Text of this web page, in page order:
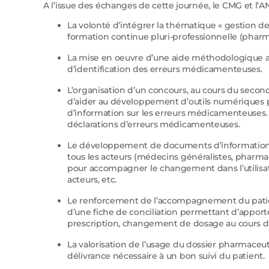
A l’issue des échanges de cette journée, le CMG et
La volonté d’intégrer la thématique « gestion
formation continue pluri-professionnelle
La mise en oeuvre d’une aide
d’identification des erreurs médicamenteuses.
L’organisation d’un concours, au cours du
d’aider au développement d’outils
d’information sur les erreurs
déclarations d’erreurs médicamenteuses.
Le développement de documents
tous les acteurs (médecins généralistes,
pour accompagner le changement dans
acteurs, etc.
Le renforcement de l’accompagnement du
d’une fiche de conciliation permettant
prescription, changement de dosage au cours
La valorisation de l’usage du dossier
délivrance nécessaire à un bon suivi du patient.